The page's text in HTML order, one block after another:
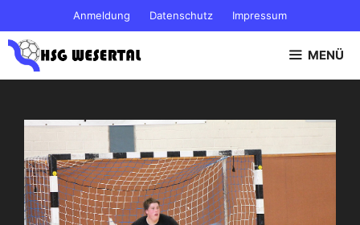
Inhalt
springen
Anmeldung Datenschutz Impressum
MENÜ